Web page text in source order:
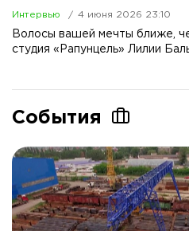
Интервью 4 июня 2026 23:10
Волосы вашей мечты ближе,
студия «Рапунцель» Лилии
События